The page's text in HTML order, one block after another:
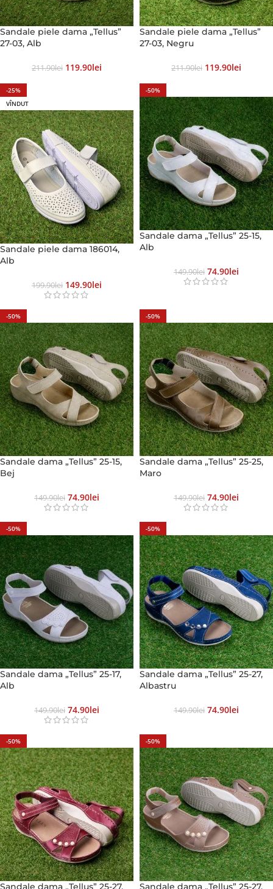
Sandale piele dama „Tellus”
27-03, Alb
211.90Lei 119.90Lei
Sandale piele dama „Tellus”
27-03, Negru
211.90Lei 119.90Lei
-25%
VÎNDUT
Sandale piele dama 186014,
Alb
199.90Lei 149.90Lei
-50%
Sandale dama „Tellus” 25-15,
Alb
149.90Lei 74.90Lei
-50%
Sandale dama „Tellus” 25-15,
Bej
149.90Lei 74.90Lei
-50%
Sandale dama „Tellus” 25-25,
Maro
149.90Lei 74.90Lei
-50%
Sandale dama „Tellus” 25-17,
Alb
149.90Lei 74.90Lei
-50%
Sandale dama „Tellus” 25-27,
Albastru
149.90Lei 74.90Lei
-50%
Sandale dama „Tellus” 25-27,
-50%
Sandale dama „Tellus” 25-27,